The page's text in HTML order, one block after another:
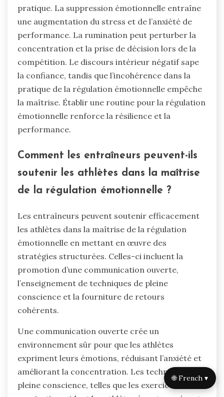
pratique. La suppression émotionnelle entraîne
une augmentation du stress et de l’anxiété de
performance. La rumination peut perturber la
concentration et la prise de décision lors de la
compétition. Le discours intérieur négatif sape
la confiance, tandis que l’incohérence dans la
pratique de la régulation émotionnelle empêche
la maîtrise. Établir une routine pour la régulation
émotionnelle renforce la résilience et la
performance.
Comment les entraîneurs peuvent-ils
soutenir les athlètes dans la maîtrise
de la régulation émotionnelle ?
Les entraîneurs peuvent soutenir efficacement
les athlètes dans la maîtrise de la régulation
émotionnelle en mettant en œuvre des
stratégies structurées. Celles-ci incluent la
promotion d’une communication ouverte,
l’enseignement de techniques de pleine
conscience et la fourniture de retours
cohérents.
Une communication ouverte crée un
environnement sûr pour que les athlètes
expriment leurs émotions, réduisant l’anxiété et
améliorant la concentration. Les techniques de
pleine conscience, telles que les exercices de
🌐 French ▾